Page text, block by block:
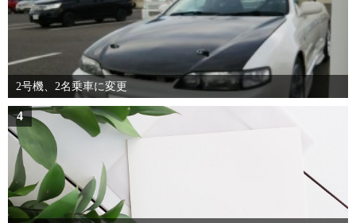
2号機、2名乗車に変更
4